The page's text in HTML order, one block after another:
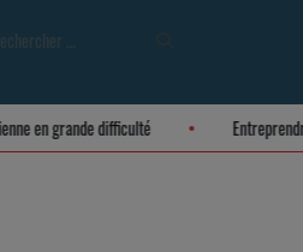
en grande difficulté